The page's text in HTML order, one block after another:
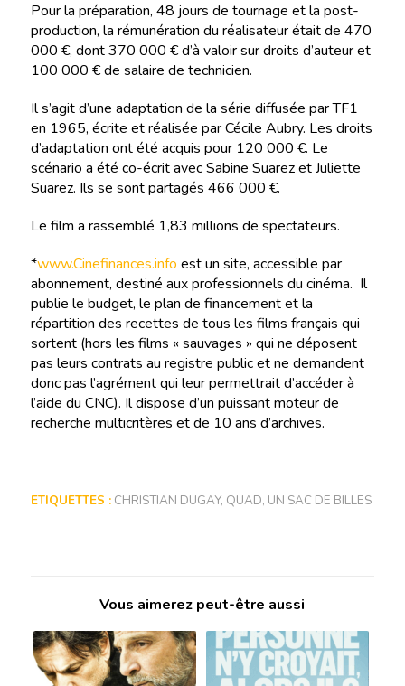
Pour la préparation, 48 jours de tournage et la post-
production, la rémunération du réalisateur était de 470
000 €, dont 370 000 € d’à valoir sur droits d’auteur et
100 000 € de salaire de technicien.
Il s’agit d’une adaptation de la série diffusée par TF1
en 1965, écrite et réalisée par Cécile Aubry. Les droits
d’adaptation ont été acquis pour 120 000 €. Le
scénario a été co-écrit avec Sabine Suarez et Juliette
Suarez. Ils se sont partagés 466 000 €.
Le film a rassemblé 1,83 millions de spectateurs.
*www.Cinefinances.info est un site, accessible par
abonnement, destiné aux professionnels du cinéma. Il
publie le budget, le plan de financement et la
répartition des recettes de tous les films français qui
sortent (hors les films « sauvages » qui ne déposent
pas leurs contrats au registre public et ne demandent
donc pas l’agrément qui leur permettrait d’accéder à
l’aide du CNC). Il dispose d’un puissant moteur de
recherche multicritères et de 10 ans d’archives.
ETIQUETTES : CHRISTIAN DUGAY, QUAD, UN SAC DE BILLES
Vous aimerez peut-être aussi